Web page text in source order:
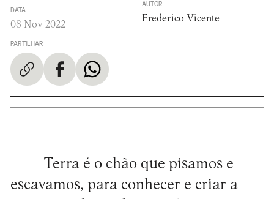
DATA
08 Nov 2022
PARTILHAR
AUTOR
Frederico Vicente
Terra é o chão que pisamos e
escavamos, para conhecer e criar a